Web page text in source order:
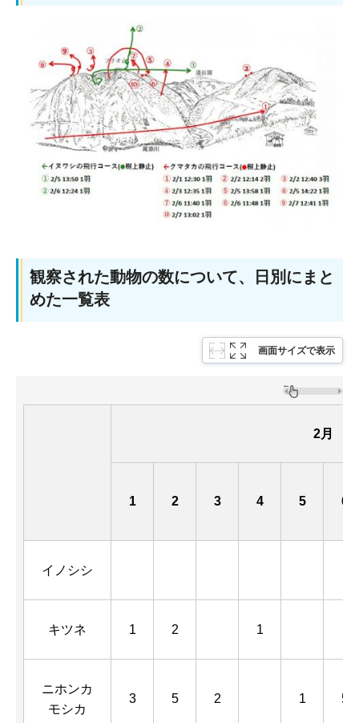
観察された動物の数について、日別にまと
めた一覧表
画面サイズで表示
2月
1 2 3 4 5 6
イノシシ
キツネ 1 2 1
ニホンカ
モシカ
3 5 2 1 5